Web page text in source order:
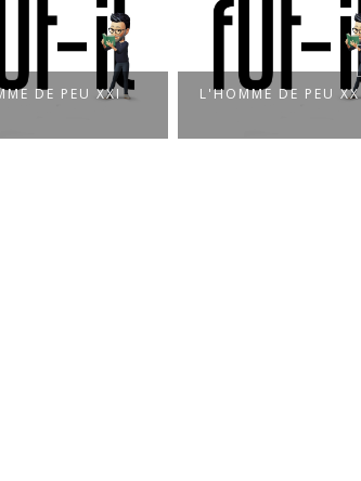
DE PEU XXI L'HOMME DE PEU XX